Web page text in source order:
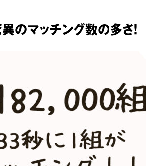
異のマッチング数の多さ！